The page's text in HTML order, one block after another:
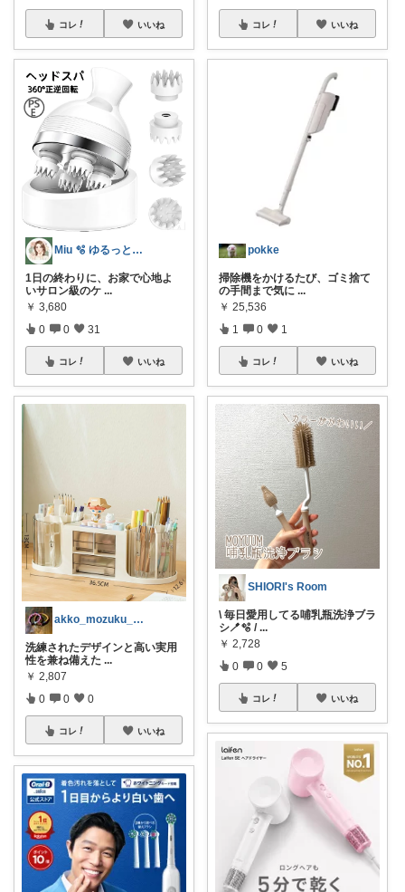
コレ いいね
Miu 🫧 ゆるっと自分磨き。
1日の終わりに、お家で心地よ
いサロン級のケ ...
￥ 3,680
0 0 31
コレ いいね
akko_mozuku_mugisuke
洗練されたデザインと高い実用
性を兼ね備えた ...
￥ 2,807
0 0 0
コレ いいね
コレ いいね
pokke
掃除機をかけるたび、ゴミ捨て
の手間まで気に ...
￥ 25,536
1 0 1
コレ いいね
SHIORI's Room
\ 毎日愛用してる哺乳瓶洗浄ブラ
シ🪥🫧 / ...
￥ 2,728
0 0 5
コレ いいね